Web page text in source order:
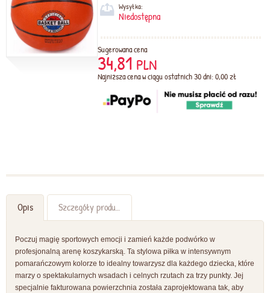
Wysyłka:
Niedostępna
Sugerowana cena
34,81 PLN
Najniższa cena w ciągu ostatnich 30 dni: 0,00 zł
Opis Szczegóły produktu
Poczuj magię sportowych emocji i zamień każde podwórko w
profesjonalną arenę koszykarską. Ta stylowa piłka w intensywnym
pomarańczowym kolorze to idealny towarzysz dla każdego dziecka, które
marzy o spektakularnych wsadach i celnych rzutach za trzy punkty. Jej
specjalnie fakturowana powierzchnia została zaprojektowana tak, aby